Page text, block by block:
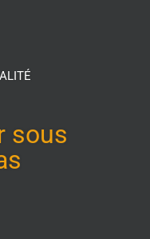
sous